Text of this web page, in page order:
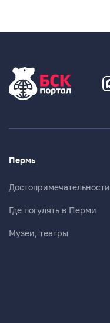
Пермь
Достопримечательности
Где погулять в Перми
Музеи, театры